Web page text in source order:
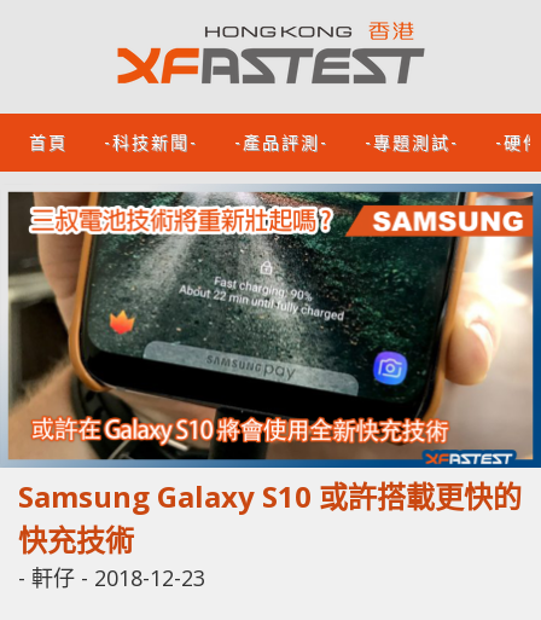
首頁 -科技新聞- -產品評測- -專題測試- -硬
Samsung Galaxy S10 或許搭載更快的
快充技術
- 軒仔 - 2018-12-23